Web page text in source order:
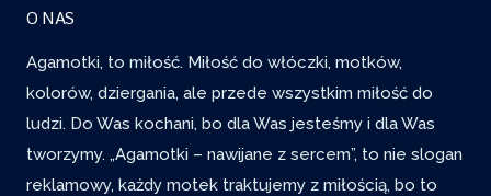
O NAS
Agamotki, to miłość. Miłość do włóczki, motków,
kolorów, dziergania, ale przede wszystkim miłość do
ludzi. Do Was kochani, bo dla Was jesteśmy i dla Was
tworzymy. „Agamotki – nawijane z sercem”, to nie slogan
reklamowy, każdy motek traktujemy z miłością, bo to